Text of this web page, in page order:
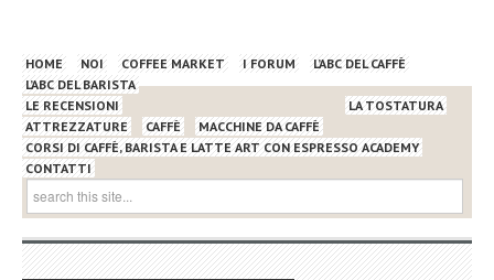
HOME NOI COFFEE MARKET I FORUM
L’ABC DEL CAFFÈ
L’ABC DEL BARISTA
LE RECENSIONI
ATTREZZATURE
CAFFÈ MACCHINE DA CAFFÈ
LA TOSTATURA
CORSI DI CAFFÈ, BARISTA E LATTE ART CON ESPRESSO ACADEMY
CONTATTI